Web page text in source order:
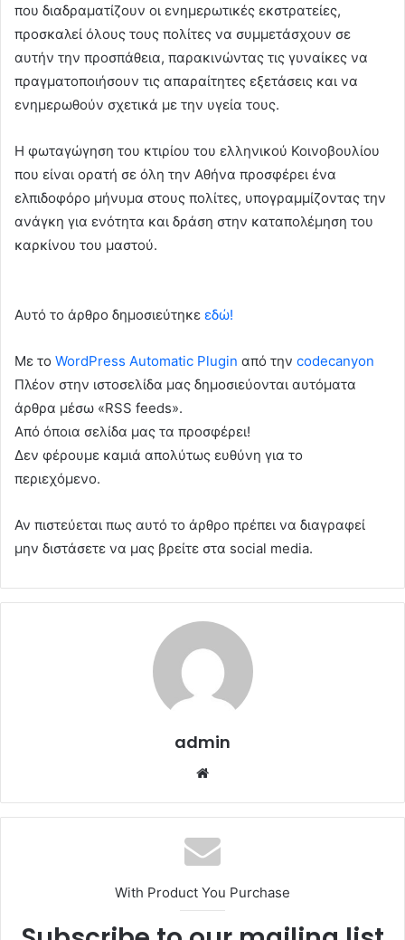
που διαδραματίζουν οι ενημερωτικές εκστρατείες,
προσκαλεί όλους τους πολίτες να συμμετάσχουν σε
αυτήν την προσπάθεια, παρακινώντας τις γυναίκες να
πραγματοποιήσουν τις απαραίτητες εξετάσεις και να
ενημερωθούν σχετικά με την υγεία τους.
Η φωταγώγηση του κτιρίου του ελληνικού Κοινοβουλίου
που είναι ορατή σε όλη την Αθήνα προσφέρει ένα
ελπιδοφόρο μήνυμα στους πολίτες, υπογραμμίζοντας την
ανάγκη για ενότητα και δράση στην καταπολέμηση του
καρκίνου του μαστού.
Αυτό το άρθρο δημοσιεύτηκε εδώ!
Με το WordPress Automatic Plugin από την codecanyon
Πλέον στην ιστοσελίδα μας δημοσιεύονται αυτόματα
άρθρα μέσω «RSS feeds».
Από όποια σελίδα μας τα προσφέρει!
Δεν φέρουμε καμιά απολύτως ευθύνη για το
περιεχόμενο.
Αν πιστεύεται πως αυτό το άρθρο πρέπει να διαγραφεί
μην διστάσετε να μας βρείτε στα social media.
admin
With Product You Purchase